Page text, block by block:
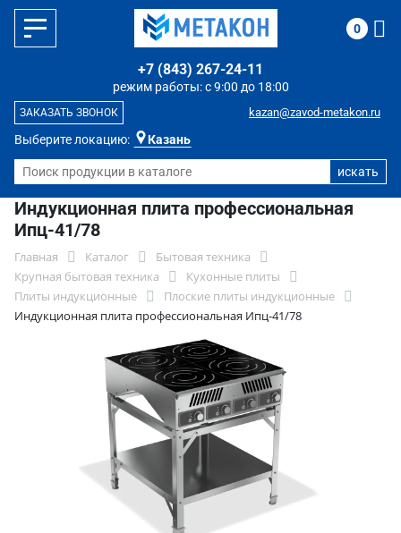
Выберите локацию: Казань
режим работы: с 9:00 до 18:00
+7 (843) 267-24-11
kazan@zavod-metakon.ru
ЗАКАЗАТЬ ЗВОНОК
0
Индукционная плита профессиональная
Ипц-41/78
Главная Каталог
Бытовая техника
Крупная бытовая техника
Кухонные плиты
Плиты индукционные
Плоские плиты индукционные
Индукционная плита профессиональная Ипц-41/78